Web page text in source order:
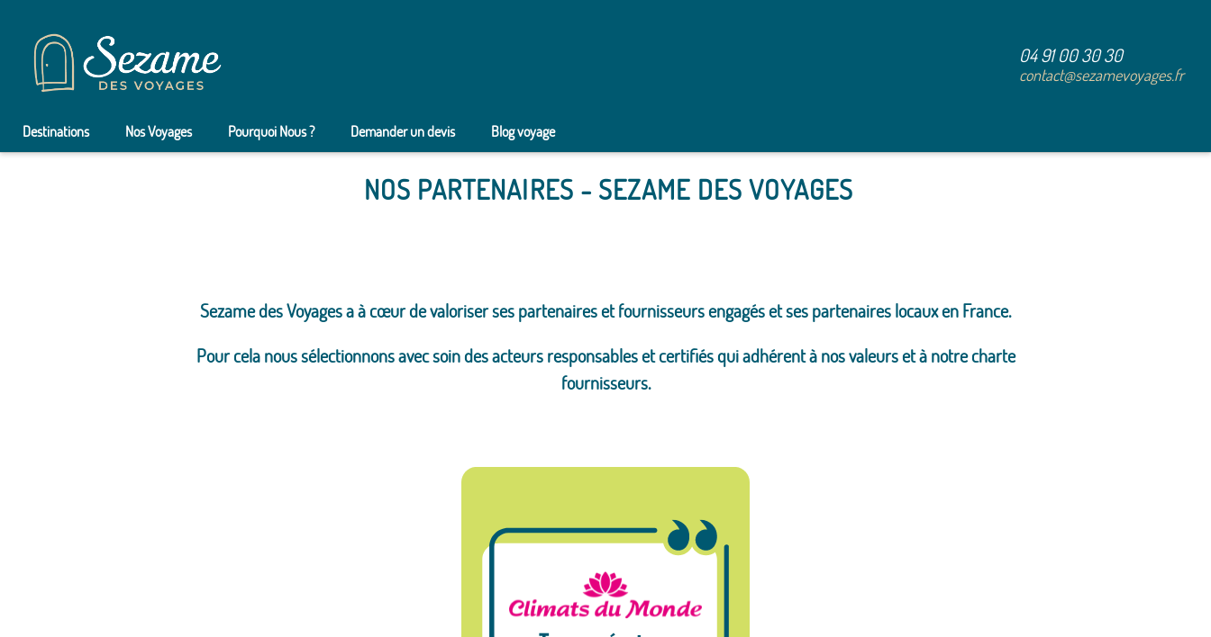
04 91 00 30 30
contact@sezamevoyages.fr
Destinations Nos Voyages Pourquoi Nous ? Demander un devis Blog voyage
NOS PARTENAIRES - SEZAME DES VOYAGES
Sezame des Voyages a à cœurde valoriser ses partenaires et fournisseurs engagés et ses partenaires locaux en France.
Pour cela nous sélectionnons avec soin des acteurs responsables et certifiés qui adhérent à nos valeurs et à notre charte
fournisseurs.